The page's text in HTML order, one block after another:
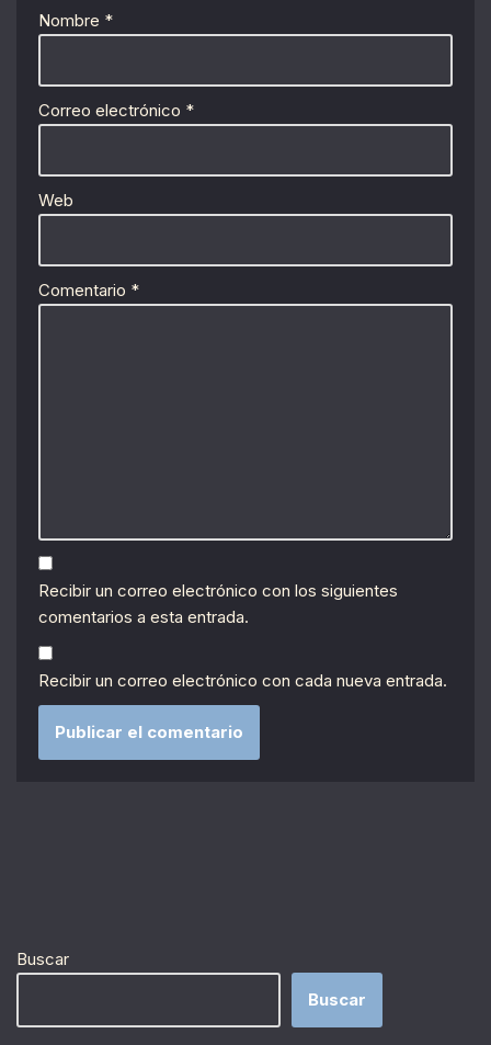
Nombre *
Correo electrónico *
Web
Comentario *
Recibir un correo electrónico con los siguientes
comentarios a esta entrada.
Recibir un correo electrónico con cada nueva entrada.
Buscar
Buscar